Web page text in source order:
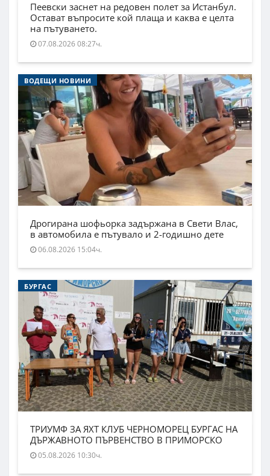
Пеевски заснет на редовен полет за Истанбул.
Остават въпросите кой плаща и каква е целта
на пътуването.
07.08.2026 08:27ч.
ВОДЕЩИ НОВИНИ
Дрогирана шофьорка задържана в Свети Влас,
в автомобила е пътувало и 2-годишно дете
06.08.2026 15:04ч.
БУРГАС
ТРИУМФ ЗА ЯХТ КЛУБ ЧЕРНОМОРЕЦ БУРГАС НА
ДЪРЖАВНОТО ПЪРВЕНСТВО В ПРИМОРСКО
05.08.2026 10:30ч.